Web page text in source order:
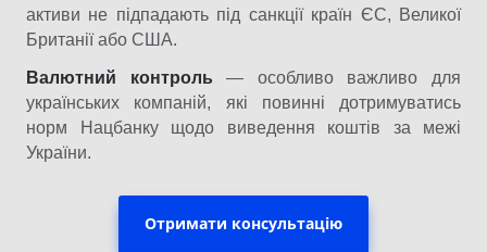
активи не підпадають під санкції країн ЄС, Великої
Британії або США.
Валютний контроль — особливо важливо для
українських компаній, які повинні дотримуватись
норм Нацбанку щодо виведення коштів за межі
України.
Отримати консультацію